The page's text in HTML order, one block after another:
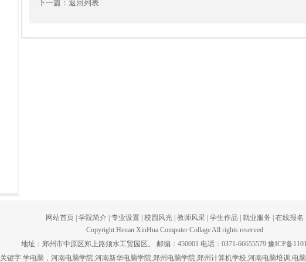
下一篇： 返回列表
网站首页 学院简介 专业设置 校园风光 教师风采 学生作品 就业服务
在线报名
Copyright Henan XinHua Computer Collage All rights reserved
地址：郑州市中原区郑上路须水工贸园区。 邮编：450001 电话：0371-66655579 豫ICP备
关键字:学电脑，河南电脑学院,河南新华电脑学院,郑州电脑学院,郑州计算机学校,河南电脑培训,电